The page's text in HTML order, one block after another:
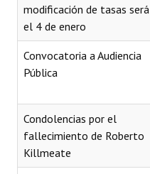
Constitución Provincial
Reglamento Interno
Organigrama
DOCUMENTOS
modificación de tasas será
el 4 de enero
Convocatoria a Audiencia
Pública
Condolencias por el
fallecimiento de Roberto
Killmeate